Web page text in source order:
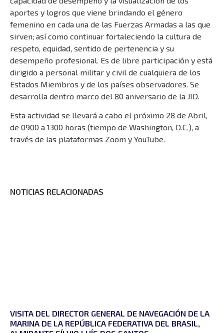
aportes y logros que viene brindando el género
femenino en cada una de las Fuerzas Armadas a las que
sirven; así como continuar fortaleciendo la cultura de
respeto, equidad, sentido de pertenencia y su
desempeño profesional. Es de libre participación y está
dirigido a personal militar y civil de cualquiera de los
Estados Miembros y de los países observadores. Se
desarrolla dentro marco del 80 aniversario de la JID.
Esta actividad se llevará a cabo el próximo 28 de Abril,
de 0900 a 1300 horas (tiempo de Washington, D.C.), a
través de las plataformas Zoom y YouTube.
NOTICIAS RELACIONADAS
VISITA DEL DIRECTOR GENERAL DE NAVEGACIÓN DE LA
MARINA DE LA REPÚBLICA FEDERATIVA DEL BRASIL,